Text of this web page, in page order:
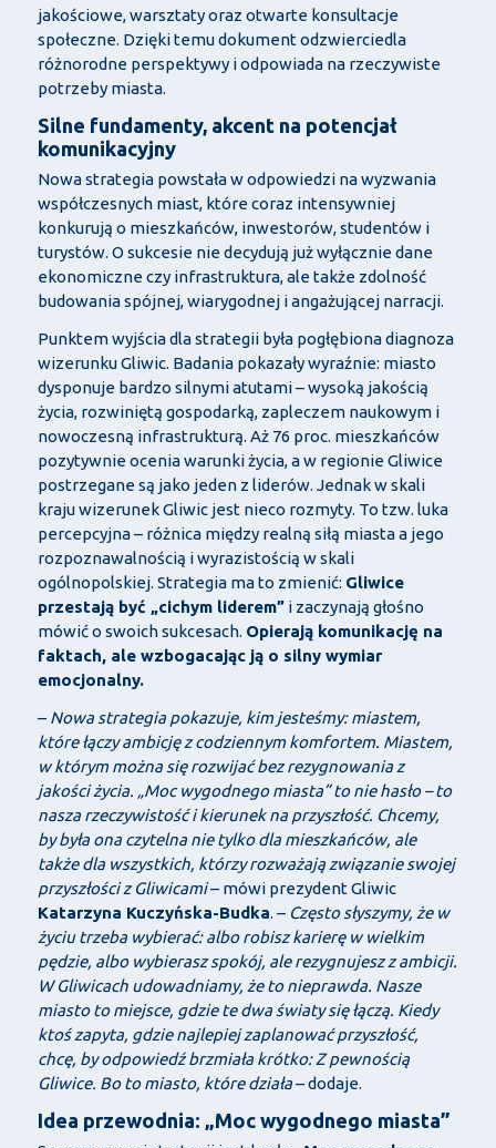
jakościowe, warsztaty oraz otwarte konsultacje
społeczne. Dzięki temu dokument odzwierciedla
różnorodne perspektywy i odpowiada na rzeczywiste
potrzeby miasta.
Silne fundamenty, akcent na potencjał
komunikacyjny
Nowa strategia powstała w odpowiedzi na wyzwania
współczesnych miast, które coraz intensywniej
konkurują o mieszkańców, inwestorów, studentów i
turystów. O sukcesie nie decydują już wyłącznie dane
ekonomiczne czy infrastruktura, ale także zdolność
budowania spójnej, wiarygodnej i angażującej narracji.
Punktem wyjścia dla strategii była pogłębiona diagnoza
wizerunku Gliwic. Badania pokazały wyraźnie: miasto
dysponuje bardzo silnymi atutami – wysoką jakością
życia, rozwiniętą gospodarką, zapleczem naukowym i
nowoczesną infrastrukturą. Aż 76 proc. mieszkańców
pozytywnie ocenia warunki życia, a w regionie Gliwice
postrzegane są jako jeden z liderów. Jednak w skali
kraju wizerunek Gliwic jest nieco rozmyty. To tzw. luka
percepcyjna – różnica między realną siłą miasta a jego
rozpoznawalnością i wyrazistością w skali
ogólnopolskiej. Strategia ma to zmienić: Gliwice
przestają być „cichym liderem”i zaczynają głośno
mówić o swoich sukcesach. Opierają komunikację na
faktach, ale wzbogacając ją o silny wymiar
emocjonalny.
– Nowa strategia pokazuje, kim jesteśmy: miastem,
które łączy ambicję z codziennym komfortem. Miastem,
w którym można się rozwijać bez rezygnowania z
jakości życia. „Moc wygodnego miasta” to nie hasło – to
nasza rzeczywistość i kierunek na przyszłość. Chcemy,
by była ona czytelna nie tylko dla mieszkańców, ale
także dla wszystkich, którzy rozważają związanie swojej
przyszłości z Gliwicami– mówi prezydent Gliwic
Katarzyna Kuczyńska-Budka. – Często słyszymy, że w
życiu trzeba wybierać: albo robisz karierę w wielkim
pędzie, albo wybierasz spokój, ale rezygnujesz z ambicji.
W Gliwicach udowadniamy, że to nieprawda. Nasze
miasto to miejsce, gdzie te dwa światy się łączą. Kiedy
ktoś zapyta, gdzie najlepiej zaplanować przyszłość,
chcę, by odpowiedź brzmiała krótko: Z pewnością
Gliwice. Bo to miasto, które działa– dodaje.
Idea przewodnia: „Moc wygodnego miasta”